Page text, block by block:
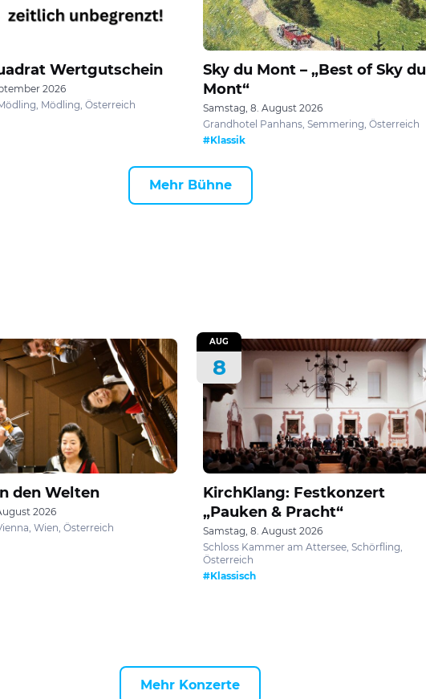
Wertgutschein
2026
Mödling, Österreich
Sky du Mont – „Best of Sky du
Mont“
Samstag, 8. August 2026
Grandhotel Panhans, Semmering, Österreich
#Klassik
Mehr Bühne
den Welten
2026
Wien, Österreich
AUG
8
KirchKlang: Festkonzert
„Pauken & Pracht“
Samstag, 8. August 2026
Schloss Kammer am Attersee, Schörfling,
Österreich
#Klassisch
Mehr Konzerte